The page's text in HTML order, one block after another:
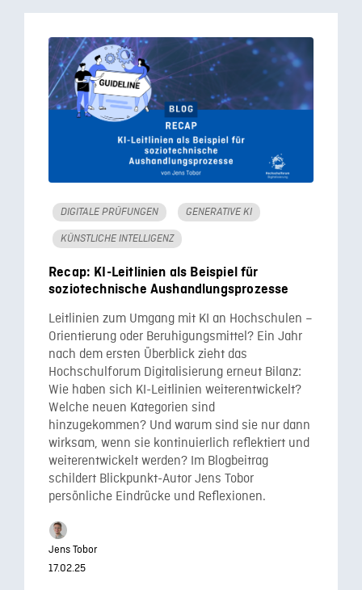
DIGITALE PRÜFUNGEN GENERATIVE KI
KÜNSTLICHE INTELLIGENZ
Recap: KI-Leitlinien als Beispiel für
soziotechnische Aushandlungsprozesse
Leitlinien zum Umgang mit KI an Hochschulen –
Orientierung oder Beruhigungsmittel? Ein Jahr
nach dem ersten Überblick zieht das
Hochschulforum Digitalisierung erneut Bilanz:
Wie haben sich KI-Leitlinien weiterentwickelt?
Welche neuen Kategorien sind
hinzugekommen? Und warum sind sie nur dann
wirksam, wenn sie kontinuierlich reflektiert und
weiterentwickelt werden? Im Blogbeitrag
schildert Blickpunkt-Autor Jens Tobor
persönliche Eindrücke und Reflexionen.
Jens Tobor
17.02.25